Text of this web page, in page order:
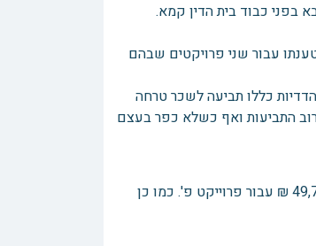
בפני כבוד בית הדין קמא.
עבור שני פרויקטים שבהם
כללו תביעה לשכר טרחה
התביעות ואף כשלא כפר בעצם
בתאריך 08/2/24 בית הדין קמא חייב את היזם לשלם סך 12,000 ₪ עבור פרויקט י' וסך 49,700 ₪ עבור פרוייקט פ'. כמו כן